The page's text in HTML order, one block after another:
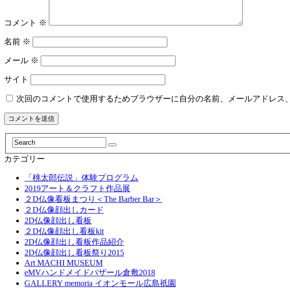
コメント ※
名前 ※
メール ※
サイト
次回のコメントで使用するためブラウザーに自分の名前、メールアドレス
カテゴリー
「桃太郎伝説」体験プログラム
2019アート＆クラフト作品展
２D仏像看板まつり＜The Barber Bar＞
２D仏像顔出しカード
2D仏像顔出し看板
２D仏像顔出し看板kit
2D仏像顔出し看板作品紹介
2D仏像顔出し看板祭り2015
Art MACHI MUSEUM
eMVハンドメイドバザール倉敷2018
GALLERY memoria イオンモール広島祇園